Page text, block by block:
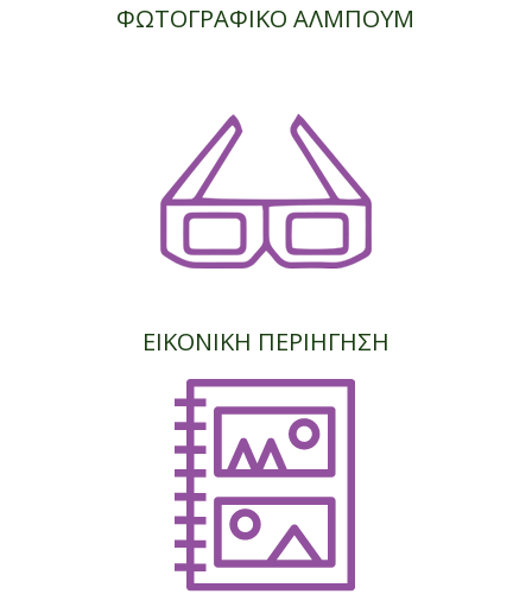
ΦΩΤΟΓΡΑΦΙΚΟ ΑΛΜΠΟΥΜ
ΕΙΚΟΝΙΚΗ ΠΕΡΙΗΓΗΣΗ